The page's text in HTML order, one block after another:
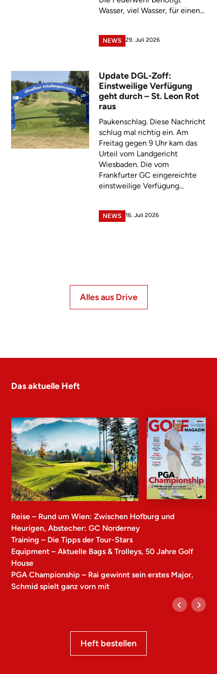
Wasser, viel Wasser, für einen...
NEWS 29. Juli 2026
Update DGL-Zoff:
Einstweilige Verfügung
geht durch – St. Leon Rot
raus
Paukenschlag. Diese Nachricht
schlug mal richtig ein. Am
Freitag gegen 9 Uhr kam das
Urteil vom Landgericht
Wiesbaden. Die vom
Frankfurter GC eingereichte
einstweilige Verfügung...
NEWS 16. Juli 2026
Alles aus Drive
Das aktuelle Heft
Reise – Rund um Wien: Zwischen Hofburg und
Heurigen, Abstecher: GC Norderney
Training – Die Tipps der Tour-Stars
Equipment – Aktuelle Bags & Trolleys, 50 Jahre Golf
House
PGA Championship – Rai gewinnt sein erstes Major,
Schmid spielt ganz vorn mit
Heft bestellen